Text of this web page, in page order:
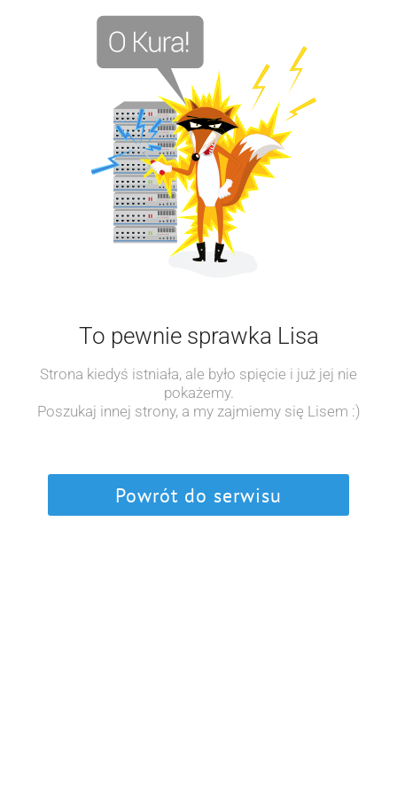
To pewnie sprawka Lisa
Strona kiedyś istniała, ale było spięcie i już jej nie
pokażemy.
Poszukaj innej strony, a my zajmiemy się Lisem :)
Powrót do serwisu